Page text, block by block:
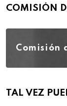
COMISIÓN
Comisión
TAL VEZ